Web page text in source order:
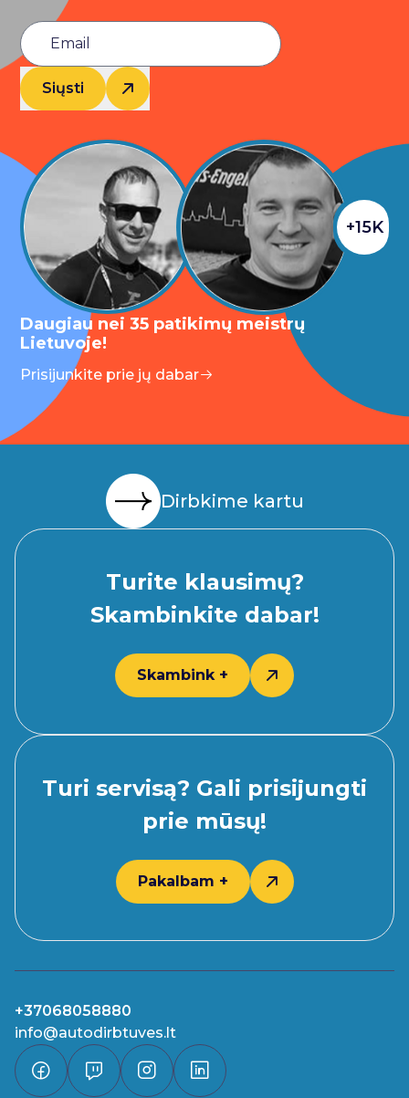
Siųsti
+15K
Daugiau nei 35 patikimų meistrų
Lietuvoje!
Prisijunkite prie jų dabar
Dirbkime kartu
Turite klausimų?
Skambinkite dabar!
Skambink +
Turi servisą? Gali prisijungti
prie mūsų!
Pakalbam +
+37068058880
info@autodirbtuves.lt